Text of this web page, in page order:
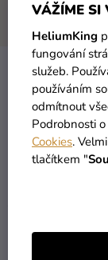
VÁŽÍME SI
HeliumKing
fungování
služeb.
používáním
odmítnout
Podrobnosti
Cookies.
tlačítkem "
Balónek fóliový
počet: 1 ks
rozměry:
balónky